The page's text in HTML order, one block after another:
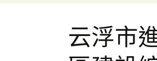
云浮市